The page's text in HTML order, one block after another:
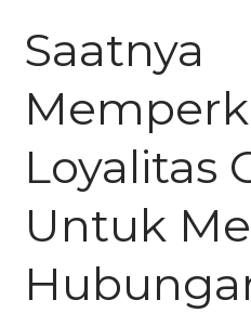
Saatnya
Loyalitas
Untuk